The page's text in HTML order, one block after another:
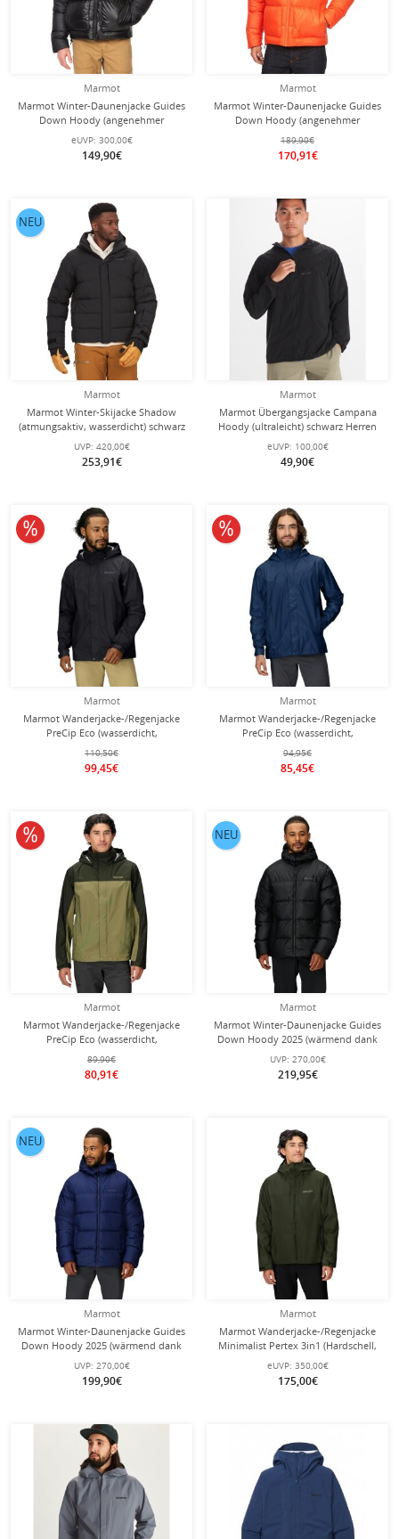
Marmot
Marmot Winter-Daunenjacke Guides
Down Hoody (angenehmer
Tragekomfort) schwarz Herren
eUVP: 300,00€
149,90€
Marmot
Marmot Winter-Daunenjacke Guides
Down Hoody (angenehmer
Tragekomfort) orange Herren
189,90€
170,91€
Marmot
Marmot Winter-Skijacke Shadow
(atmungsaktiv, wasserdicht) schwarz
Herren
UVP: 420,00€
253,91€
NEU
Marmot
Marmot Übergangsjacke Campana
Hoody (ultraleicht) schwarz Herren
eUVP: 100,00€
49,90€
Marmot
Marmot Wanderjacke-/Regenjacke
PreCip Eco (wasserdicht,
atmungsaktiv, PFC-frei) 2025
schwarz Herren
110,50€
99,45€
10% reduziert
Marmot
Marmot Wanderjacke-/Regenjacke
PreCip Eco (wasserdicht,
atmungsaktiv, PFC-frei) 2025
navyblau Herren
94,95€
85,45€
10% reduziert
Marmot
Marmot Wanderjacke-/Regenjacke
PreCip Eco (wasserdicht,
atmungsaktiv, PFC-frei)
grün/olivegrün Herren
89,90€
80,91€
10% reduziert
Marmot
Marmot Winter-Daunenjacke Guides
Down Hoody 2025 (wärmend dank
Daunenfüllung) schwarz Herren
UVP: 270,00€
219,95€
NEU
Marmot
Marmot Winter-Daunenjacke Guides
Down Hoody 2025 (wärmend dank
Daunenfüllung) navyblau Herren
UVP: 270,00€
199,90€
NEU
Marmot
Marmot Wanderjacke-/Regenjacke
Minimalist Pertex 3in1 (Hardschell,
wasserdicht) grün/olive Herren
eUVP: 350,00€
175,00€